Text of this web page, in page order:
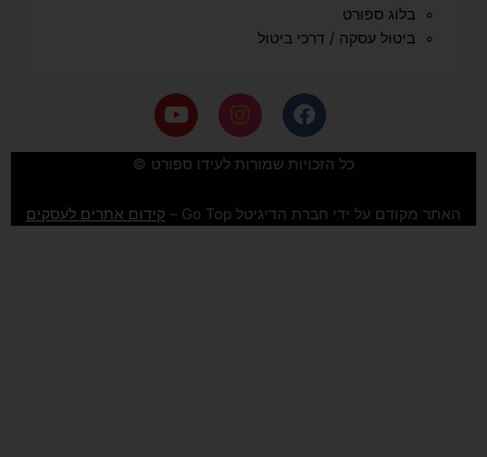
בלוג ספורט
ביטול עסקה / דרכי ביטול
F
a
c
e
o
o
I
n
s
t
g
r
Y
o
u
t
b
e
כל הזכויות שמורות לעידו ספורט ©
האתר מקודם על ידי חברת הדיגיטל Go Top – קידום אתרים לעסקים